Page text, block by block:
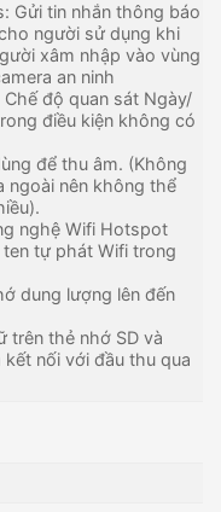
IP Ai 4MP thân trụ
KX-CAi4205MN2
₫
Còn hàng - Giao nhanh
Gửi tin nhắn thông báo
người sử dụng khi
xâm nhập vào vùng
an ninh
độ quan sát Ngày/
điều kiện không có
để thu âm. (Không
ngoài nên không thể
nghệ Wifi Hotspot
tự phát Wifi trong
dung lượng lên đến
trên thẻ nhớ SD và
nối với đầu thu qua